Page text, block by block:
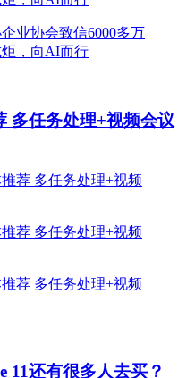
多任务处理+视频会议
11还有很多人去买？